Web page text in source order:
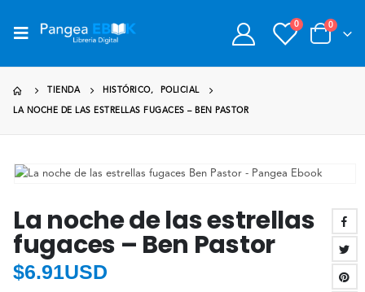
0 0
TIENDA HISTÓRICO, POLICIAL
LA NOCHE DE LAS ESTRELLAS FUGACES – BEN PASTOR
La noche de las estrellas
fugaces – Ben Pastor
$6.91USD